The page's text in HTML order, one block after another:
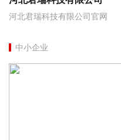
河北君瑞科技有限公司官网
中小企业